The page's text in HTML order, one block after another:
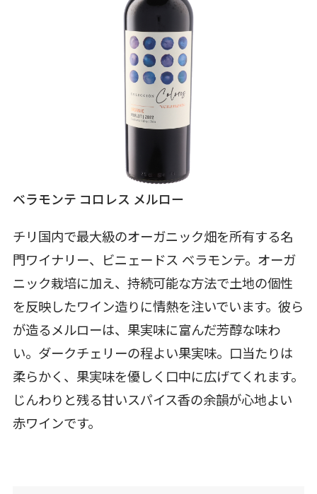
ベラモンテ コロレス メルロー
チリ国内で最大級のオーガニック畑を所有する名
門ワイナリー、ビニェードス ベラモンテ。オーガ
ニック栽培に加え、持続可能な方法で土地の個性
を反映したワイン造りに情熱を注いでいます。彼ら
が造るメルローは、果実味に富んだ芳醇な味わ
い。ダークチェリーの程よい果実味。口当たりは
柔らかく、果実味を優しく口中に広げてくれます。
じんわりと残る甘いスパイス香の余韻が心地よい
赤ワインです。